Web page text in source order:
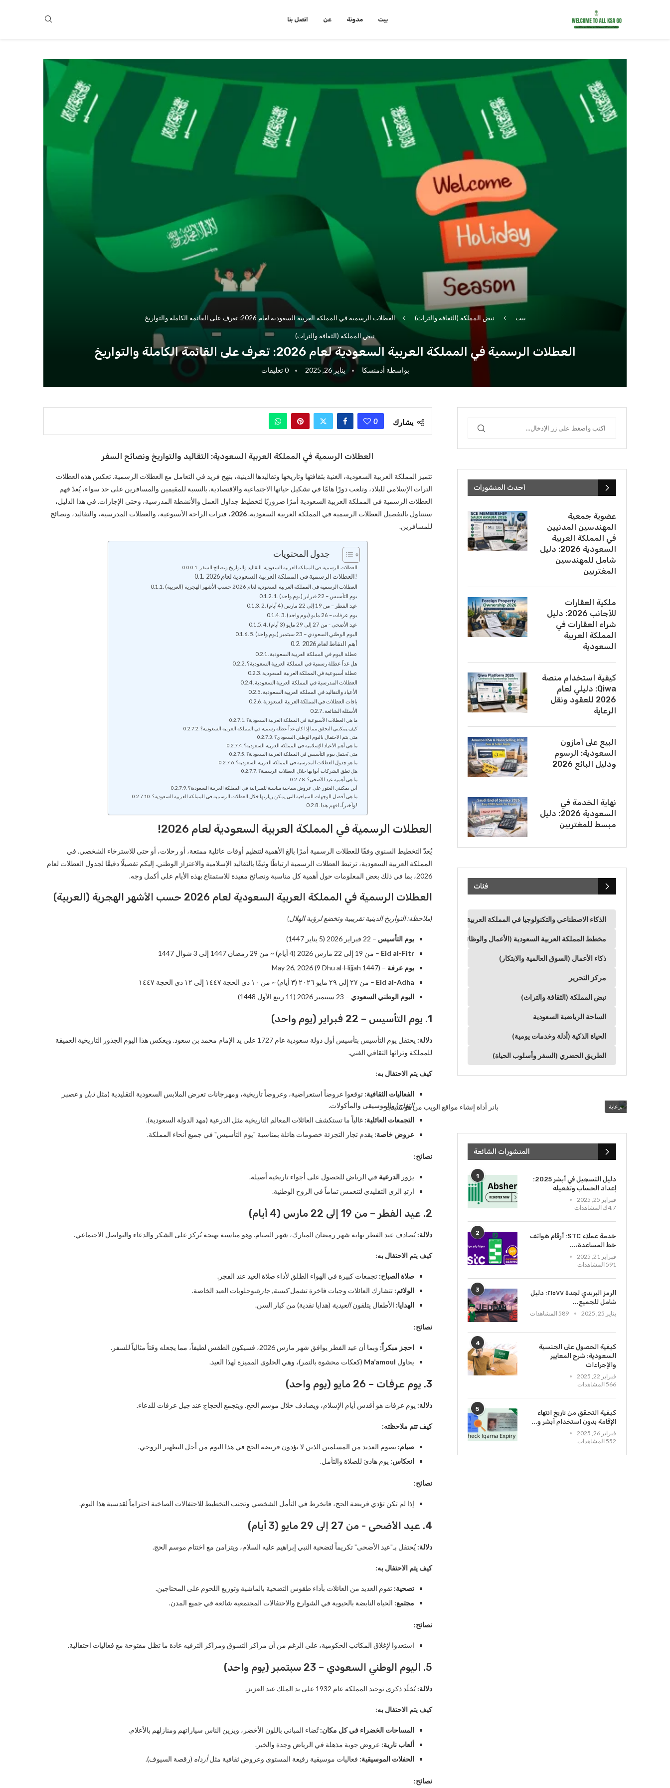
بيت مدونة عن اتصل بنا
بيت نبض المملكة (الثقافة والتراث) العطلات الرسمية في المملكة العربية السعودية لعام 2026: تعرف على القائمة الكاملة والتواريخ
نبض المملكة (الثقافة والتراث)
العطلات الرسمية في المملكة العربية السعودية لعام 2026: تعرف على القائمة الكاملة والتواريخ
بواسطة أدمنسكا يناير 26, 2025 0 تعليقات
يشارك 0
العطلات الرسمية في المملكة العربية السعودية: التقاليد والتواريخ ونصائح السفر
تتميز المملكة العربية السعودية، الغنية بثقافتها وتاريخها وتقاليدها الدينية، بنهج فريد في التعامل مع العطلات الرسمية. تعكس هذه العطلات
التراث الإسلامي للبلاد، وتلعب دورًا هامًا في تشكيل حياتها الاجتماعية والاقتصادية. بالنسبة للمقيمين والمسافرين على حد سواء، يُعدّ فهم
العطلات الرسمية في المملكة العربية السعودية أمرًا ضروريًا لتخطيط جداول العمل والأنشطة المدرسية، وحتى الإجازات. في هذا الدليل،
سنتناول بالتفصيل العطلات الرسمية في المملكة العربية السعودية.2026، فترات الراحة الأسبوعية، والعطلات المدرسية، والتقاليد، ونصائح
للمسافرين.
جدول المحتويات
العطلات الرسمية في المملكة العربية السعودية: التقاليد والتواريخ ونصائح السفر
العطلات الرسمية في المملكة العربية السعودية لعام 2026!
العطلات الرسمية في المملكة العربية السعودية لعام 2026 حسب الأشهر الهجرية (العربية)
1. يوم التأسيس – 22 فبراير (يوم واحد)
2. عيد الفطر – من 19 إلى 22 مارس (4 أيام)
3. يوم عرفات – 26 مايو (يوم واحد)
4. عيد الأضحى - من 27 إلى 29 مايو (3 أيام)
5. اليوم الوطني السعودي – 23 سبتمبر (يوم واحد)
أهم النقاط لعام 2026
عطلة اليوم في المملكة العربية السعودية
هل غداً عطلة رسمية في المملكة العربية السعودية؟
عطلة أسبوعية في المملكة العربية السعودية
العطلات المدرسية في المملكة العربية السعودية
الأعياد والتقاليد في المملكة العربية السعودية
باقات العطلات في المملكة العربية السعودية
الأسئلة الشائعة
ما هي العطلات الأسبوعية في المملكة العربية السعودية؟
كيف يمكنني التحقق مما إذا كان غداً عطلة رسمية في المملكة العربية السعودية؟
متى يتم الاحتفال باليوم الوطني السعودي؟
ما هي أهم الأعياد الإسلامية في المملكة العربية السعودية؟
متى يُحتفل بيوم التأسيس في المملكة العربية السعودية؟
ما هو جدول العطلات المدرسية في المملكة العربية السعودية؟
هل تغلق الشركات أبوابها خلال العطلات الرسمية؟
ما هي أهمية عيد الأضحى؟
أين يمكنني العثور على عروض سياحية مناسبة للميزانية في المملكة العربية السعودية؟
ما هي أفضل الوجهات السياحية التي يمكن زيارتها خلال العطلات الرسمية في المملكة العربية السعودية؟
وأخيراً، افهم هذا!
العطلات الرسمية في المملكة العربية السعودية لعام 2026!
يُعدّ التخطيط السنوي وفقًا للعطلات الرسمية أمرًا بالغ الأهمية لتنظيم أوقات عائلية ممتعة، أو رحلات، أو حتى للاسترخاء الشخصي. في
المملكة العربية السعودية، ترتبط العطلات الرسمية ارتباطًا وثيقًا بالتقاليد الإسلامية والاعتزاز الوطني. إليكم تفصيلًا دقيقًا لجدول العطلات لعام
2026، بما في ذلك بعض المعلومات حول أهمية كل مناسبة ونصائح مفيدة للاستمتاع بهذه الأيام على أكمل وجه.
العطلات الرسمية في المملكة العربية السعودية لعام 2026 حسب الأشهر الهجرية (العربية)
(ملاحظة: التواريخ الدينية تقريبية وتخضع لرؤية الهلال)
يوم التأسيس – 22 فبراير 2026 (5 يناير 1447)
Eid al-Fitr – من 19 إلى 22 مارس 2026 (4 أيام) ~ من 29 رمضان 1447 إلى 3 شوال 1447
يوم عرفة – May 26, 2026 (9 Dhu al-Hijjah 1447)
Eid al-Adha – من ٢٧ إلى ٢٩ مايو ٢٠٢٦ (٣ أيام) ~ من ١٠ ذي الحجة ١٤٤٧ إلى ١٢ ذي الحجة ١٤٤٧
اليوم الوطني السعودي – 23 سبتمبر 2026 (11 ربيع الأول 1448)
1. يوم التأسيس – 22 فبراير (يوم واحد)
دلالة:
يحتفل يوم التأسيس بتأسيس أول دولة سعودية عام 1727 على يد الإمام محمد بن سعود. ويعكس هذا اليوم الجذور التاريخية العميقة
للمملكة وتراثها الثقافي الغني.
كيف يتم الاحتفال به:
الفعاليات الثقافية: توقعوا عروضاً استعراضية، وعروضاً تاريخية، ومهرجانات تعرض الملابس السعودية التقليدية (مثلذيل وعصير
التفاح) والموسيقى والمأكولات.
التجمعات العائلية: غالباً ما تستكشف العائلات المعالم التاريخية مثل الدرعية (مهد الدولة السعودية).
عروض خاصة: يقدم تجار التجزئة خصومات هائلة بمناسبة "يوم التأسيس" في جميع أنحاء المملكة.
نصائح:
يزور الدرعية في الرياض للحصول على أجواء تاريخية أصيلة.
ارتدِ الزي التقليدي لتنغمس تماماً في الروح الوطنية.
2. عيد الفطر – من 19 إلى 22 مارس (4 أيام)
دلالة:يُصادف عيد الفطر نهاية شهر رمضان المبارك، شهر الصيام. وهو مناسبة بهيجة تُركز على الشكر والدعاء والتواصل الاجتماعي.
كيف يتم الاحتفال به:
صلاة الصباح: تجمعات كبيرة في الهواء الطلق لأداء صلاة العيد عند الفجر.
الولائم: تتشارك العائلات وجبات فاخرة تشملكبسة,جارشوحلويات العيد الخاصة.
الهدايا: الأطفال يتلقونالعيدية (هدايا نقدية) من كبار السن.
نصائح:
احجز مبكراً: وبما أن عيد الفطر يوافق شهر مارس 2026، فسيكون الطقس لطيفاً، مما يجعله وقتاً مثالياً للسفر.
يحاول Ma’amoul (كعكات محشوة بالتمر)، وهي الحلوى المميزة لهذا العيد.
3. يوم عرفات – 26 مايو (يوم واحد)
دلالة: يوم عرفات هو أقدس أيام الإسلام، ويصادف خلال موسم الحج. ويتجمع الحجاج عند جبل عرفات للدعاء.
كيف تتم ملاحظته:
صيام: يصوم العديد من المسلمين الذين لا يؤدون فريضة الحج في هذا اليوم من أجل التطهير الروحي.
انعكاس: يوم هادئ للصلاة والتأمل.
نصائح:
إذا لم تكن تؤدي فريضة الحج، فانخرط في التأمل الشخصي وتجنب التخطيط للاحتفالات الصاخبة احتراماً لقدسية هذا اليوم.
4. عيد الأضحى - من 27 إلى 29 مايو (3 أيام)
دلالة:يُحتفل بـ"عيد الأضحى" تكريماً لتضحية النبي إبراهيم عليه السلام، ويتزامن مع اختتام موسم الحج.
كيف يتم الاحتفال به:
تصحية: تقوم العديد من العائلات بأداء طقوس التضحية بالماشية وتوزيع اللحوم على المحتاجين.
مجتمع: الحياة النابضة بالحيوية في الشوارع والاحتفالات المجتمعية شائعة في جميع المدن.
نصائح:
استعدوا لإغلاق المكاتب الحكومية، على الرغم من أن مراكز التسوق ومراكز الترفيه عادة ما تظل مفتوحة مع فعاليات احتفالية.
5. اليوم الوطني السعودي – 23 سبتمبر (يوم واحد)
دلالة:يُخلّد ذكرى توحيد المملكة عام 1932 على يد الملك عبد العزيز.
كيف يتم الاحتفال به:
المساحات الخضراء في كل مكان:تُضاء المباني باللون الأخضر، ويزين الناس سياراتهم ومنازلهم بالأعلام.
ألعاب نارية: عروض جوية مذهلة في الرياض وجدة والخبر.
الحفلات الموسيقية: فعاليات موسيقية رفيعة المستوى وعروض ثقافية مثلأرداه (رقصة السيوف).
نصائح:
أحدث المنشورات
عضوية جمعية
المهندسين المدنيين
في المملكة العربية
السعودية 2026: دليل
شامل للمهندسين
المغتربين
ملكية العقارات
للأجانب 2026: دليل
شراء العقارات في
المملكة العربية
السعودية
كيفية استخدام منصة
Qiwa: دليلي لعام
2026 للعقود ونقل
الرعاية
البيع على أمازون
السعودية: الرسوم
ودليل البائع 2026
نهاية الخدمة في
السعودية 2026: دليل
مبسط للمغتربين
فئات
الذكاء الاصطناعي والتكنولوجيا في المملكة العربية السعودية
مخطط المملكة العربية السعودية (الأعمال والوظائف والفرص)
ذكاء الأعمال (السوق العالمية والابتكار)
مركز التحرير
نبض المملكة (الثقافة والتراث)
الساحة الرياضية السعودية
الحياة الذكية (أدلة وخدمات يومية)
الطريق الحضري (السفر وأسلوب الحياة)
برعاية
المنشورات الشائعة
1
دليل التسجيل في أبشر 2025:
إعداد الحساب وتفعيله
فبراير 25, 2025
4.7ك المشاهدات
2
خدمة عملاء STC: أرقام هواتف
خط المساعدة،...
فبراير 21, 2025
591 المشاهدات
3
الرمز البريدي لجدة ٢١٥٧٧: دليل
شامل للجميع...
يناير 25, 2025
589 المشاهدات
4
كيفية الحصول على الجنسية
السعودية: شرح المعايير
والإجراءات
فبراير 22, 2025
566 المشاهدات
5
كيفية التحقق من تاريخ انتهاء
الإقامة بدون استخدام أبشر و...
فبراير 26, 2025
552 المشاهدات